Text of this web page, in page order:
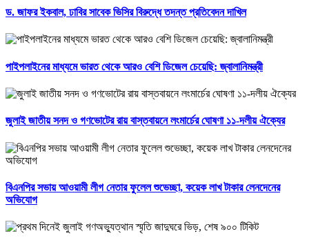
ড. জাফর ইকবাল, ঢাবির সাবেক ভিসির বিরুদ্ধে তদন্ত প্রতিবেদন দাখিল
পাইপলাইনের মাধ্যমে ভারত থেকে আরও বেশি ডিজেল চেয়েছি: জ্বালানিমন্ত্রী
জুলাই জাতীয় সনদ ও গণভোটের রায় বাস্তবায়নে লংমার্চের ঘোষণা ১১-দলীয় ঐক্যের
বিএনপির সভায় আওয়ামী লীগ নেতার ফুলেল শুভেচ্ছা, কয়েক লাখ টাকার লেনদেনের
অভিযোগ